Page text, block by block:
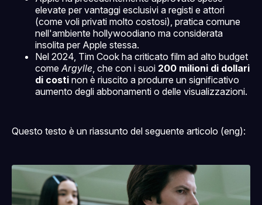
elevate per vantaggi esclusivi a registi e attori
(come voli privati molto costosi), pratica comune
nell'ambiente hollywoodiano ma considerata
insolita per Apple stessa.
Nel 2024, Tim Cook ha criticato film ad alto budget
come Argylle , che con i suoi 200 milioni di dollari
di costi non è riuscito a produrre un significativo
aumento degli abbonamenti o delle visualizzazioni.
Questo testo è un riassunto del seguente articolo (eng):